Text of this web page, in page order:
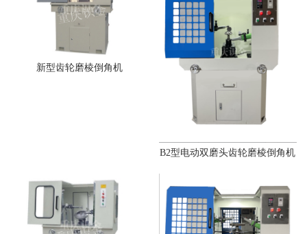
新型齿轮磨棱倒角机
B2型电动双磨头齿轮磨棱倒角机